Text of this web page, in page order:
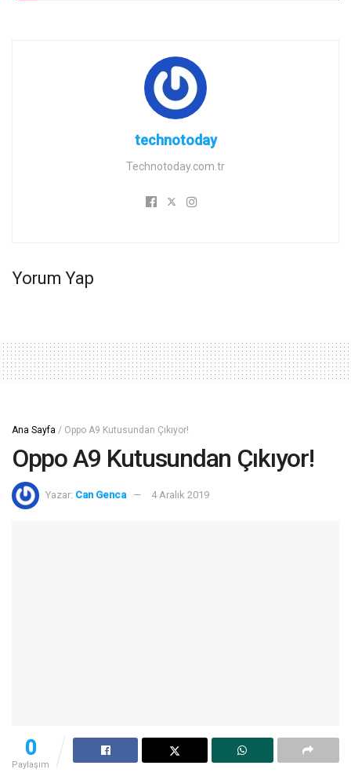
technotoday
Technotoday.com.tr
Yorum Yap
Ana Sayfa / Oppo A9 Kutusundan Çıkıyor!
Oppo A9 Kutusundan Çıkıyor!
Yazar: Can Genca 4 Aralık 2019
0
Paylaşım